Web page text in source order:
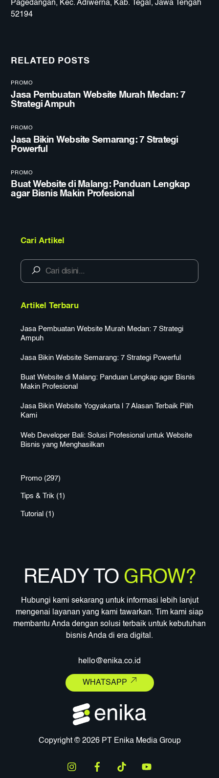
Pagedangan, Kec. Adiwerna, Kab. Tegal, Jawa Tengah
52194
RELATED POSTS
PROMO
Jasa Pembuatan Website Murah Medan: 7
Strategi Ampuh
PROMO
Jasa Bikin Website Semarang: 7 Strategi
Powerful
PROMO
Buat Website di Malang: Panduan Lengkap
agar Bisnis Makin Profesional
Cari Artikel
Artikel Terbaru
Jasa Pembuatan Website Murah Medan: 7 Strategi
Ampuh
Jasa Bikin Website Semarang: 7 Strategi Powerful
Buat Website di Malang: Panduan Lengkap agar Bisnis
Makin Profesional
Jasa Bikin Website Yogyakarta | 7 Alasan Terbaik Pilih
Kami
Web Developer Bali: Solusi Profesional untuk Website
Bisnis yang Menghasilkan
Promo (297)
Tips & Trik (1)
Tutorial (1)
READY TO GROW?
Hubungi kami sekarang untuk informasi lebih lanjut
mengenai layanan yang kami tawarkan. Tim kami siap
membantu Anda dengan solusi terbaik untuk kebutuhan
bisnis Anda di era digital.
hello@enika.co.id
WHATSAPP
Copyright © 2026 PT Enika Media Group